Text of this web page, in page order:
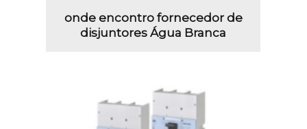
onde encontro fornecedor de
disjuntores Água Branca